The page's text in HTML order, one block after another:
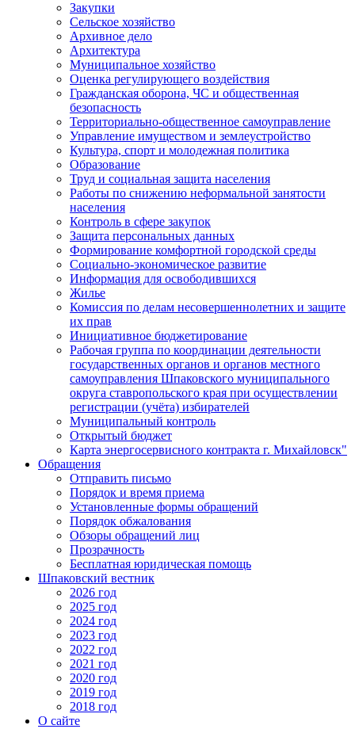
Закупки
Сельское хозяйство
Архивное дело
Архитектура
Муниципальное хозяйство
Оценка регулирующего воздействия
Гражданская оборона, ЧС и общественная
безопасность
Территориально-общественное самоуправление
Управление имуществом и землеустройство
Культура, спорт и молодежная политика
Образование
Труд и социальная защита населения
Работы по снижению неформальной занятости
населения
Контроль в сфере закупок
Защита персональных данных
Формирование комфортной городской среды
Социально-экономическое развитие
Информация для освободившихся
Жилье
Комиссия по делам несовершеннолетних и защите
их прав
Инициативное бюджетирование
Рабочая группа по координации деятельности
государственных органов и органов местного
самоуправления Шпаковского муниципального
округа ставропольского края при осуществлении
регистрации (учёта) избирателей
Муниципальный контроль
Открытый бюджет
Карта энергосервисного контракта г. Михайловск"
Обращения
Отправить письмо
Порядок и время приема
Установленные формы обращений
Порядок обжалования
Обзоры обращений лиц
Прозрачность
Бесплатная юридическая помощь
Шпаковский вестник
2026 год
2025 год
2024 год
2023 год
2022 год
2021 год
2020 год
2019 год
2018 год
О сайте